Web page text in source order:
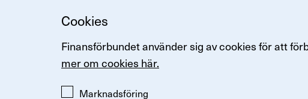
Cookies
Finansförbundet använder sig av cookies för att
mer om cookies här.
Marknadsföring